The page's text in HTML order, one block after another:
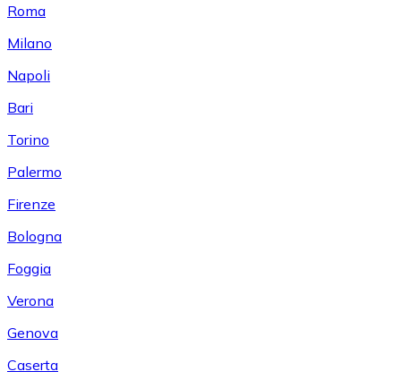
Roma
Milano
Napoli
Bari
Torino
Palermo
Firenze
Bologna
Foggia
Verona
Genova
Caserta